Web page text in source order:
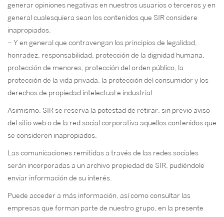
generar opiniones negativas en nuestros usuarios o terceros y en
general cualesquiera sean los contenidos que SIR considere
inapropiados.
– Y en general que contravengan los principios de legalidad,
honradez, responsabilidad, protección de la dignidad humana,
protección de menores, protección del orden público, la
protección de la vida privada, la protección del consumidor y los
derechos de propiedad intelectual e industrial.
Asimismo, SIR se reserva la potestad de retirar, sin previo aviso
del sitio web o de la red social corporativa aquellos contenidos que
se consideren inapropiados.
Las comunicaciones remitidas a través de las redes sociales
serán incorporadas a un archivo propiedad de SIR, pudiéndole
enviar información de su interés.
Puede acceder a más información, así como consultar las
empresas que forman parte de nuestro grupo, en la presente